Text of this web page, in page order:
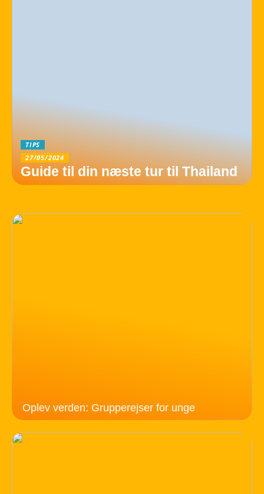
TIPS
27/05/2024
Guide til din næste tur til Thailand
Oplev verden: Grupperejser for unge